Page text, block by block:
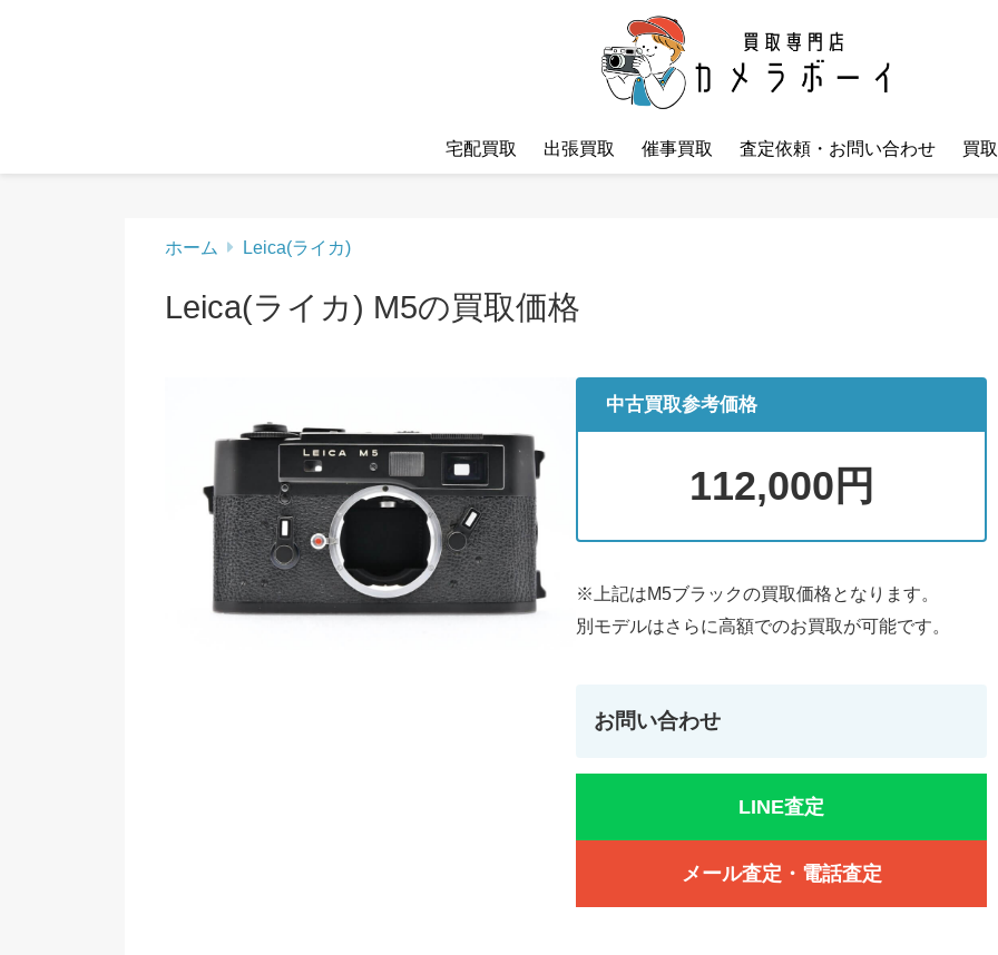
宅配買取 出張買取 催事買取 査定依頼・お問い合わせ 買
ホーム Leica(ライカ)
Leica(ライカ) M5の買取価格
中古買取参考価格
112,000円
※上記はM5ブラックの買取価格となります。
別モデルはさらに高額でのお買取が可能です。
お問い合わせ
LINE査定
メール査定・電話査定